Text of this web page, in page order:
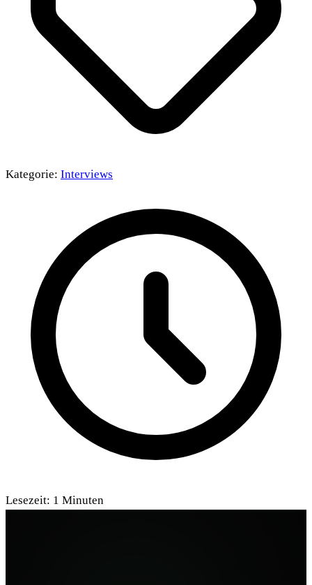
Kategorie: Interviews
Lesezeit: 1 Minuten